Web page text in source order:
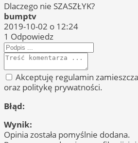
Dlaczego nie SZASZŁYK?
bumptv
2019-10-02 o 12:24
1 Odpowiedz
Akceptuję regulamin
oraz politykę prywatności.
Błąd:
Wynik:
Opinia została pomyślnie dodana.